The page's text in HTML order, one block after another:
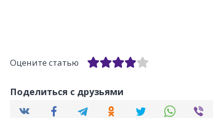
Оцените статью
Поделиться с друзьями